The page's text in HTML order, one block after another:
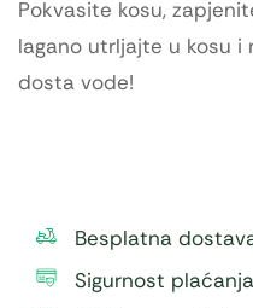
Pokvasite kosu,
lagano utrljajte u kosu i
dosta vode!
Besplatna
Sigurnost plaćanja